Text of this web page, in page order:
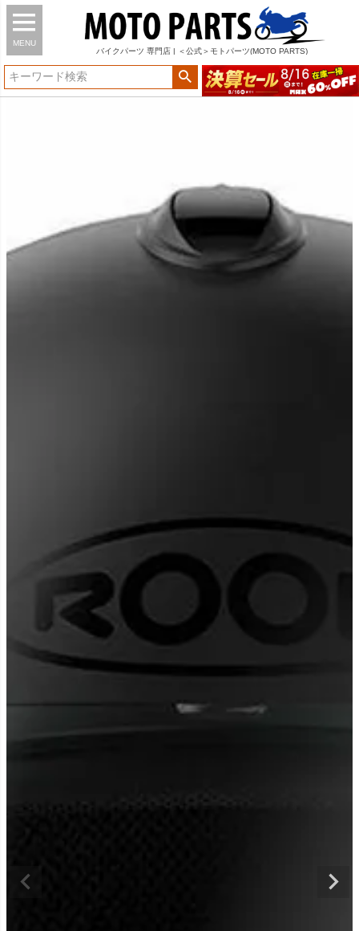
MENU
バイク パーツ 専門店 | ＜公式＞モトパーツ(MOTO PARTS)